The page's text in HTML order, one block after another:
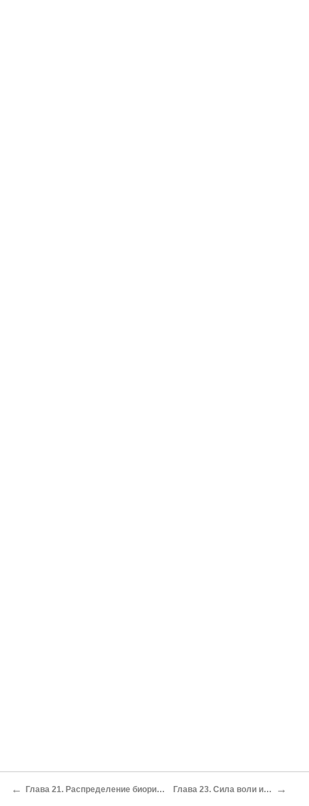
← Глава 21. Распределение биоритмич. энергии в семье Глава 23. Сила воли и совместимость →